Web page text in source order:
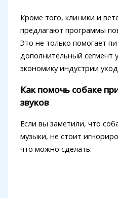
Кроме того, клиники и
предлагают программы
Это не только помогает
дополнительный сегмент
экономику индустрии
Как помочь собаке
звуков
Если вы заметили, что
музыки, не стоит
что можно сделать: